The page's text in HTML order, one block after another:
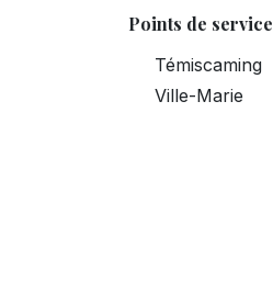
Points de service
Témiscaming
Ville-Marie